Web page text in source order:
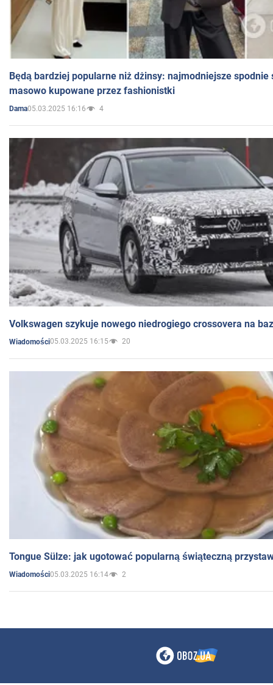
Będą bardziej popularne niż dżinsy: najmodniejsze spodnie
masowo kupowane przez fashionistki
Dama05.03.2025 16:16 4
Volkswagen szykuje nowego niedrogiego crossovera na
Wiadomości05.03.2025 16:15 20
Tongue Sülze: jak ugotować popularną świąteczną
Wiadomości05.03.2025 16:14 2